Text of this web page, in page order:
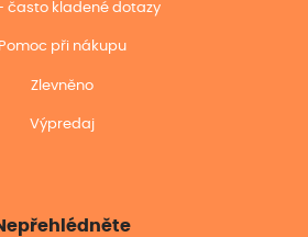
často kladené dotazy
Pomoc při nákupu
Zlevněno
Výpredaj